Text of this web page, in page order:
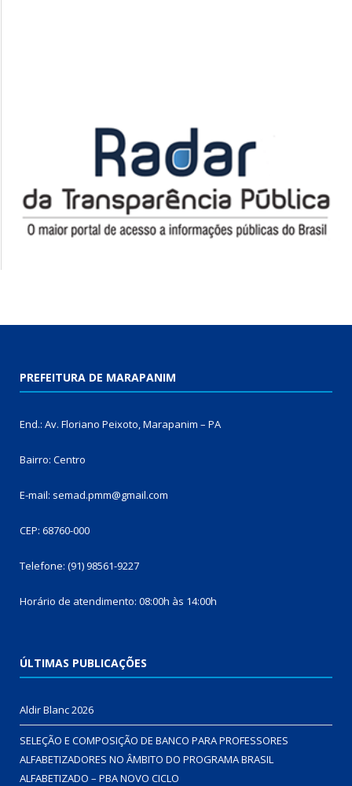
PREFEITURA DE MARAPANIM
End.: Av. Floriano Peixoto, Marapanim – PA
Bairro: Centro
E-mail: semad.pmm@gmail.com
CEP: 68760-000
Telefone: (91) 98561-9227
Horário de atendimento: 08:00h às 14:00h
ÚLTIMAS PUBLICAÇÕES
Aldir Blanc 2026
SELEÇÃO E COMPOSIÇÃO DE BANCO PARA PROFESSORES
ALFABETIZADORES NO ÂMBITO DO PROGRAMA BRASIL
ALFABETIZADO – PBA NOVO CICLO